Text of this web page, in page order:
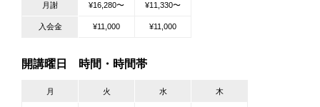
月謝 ¥16,280〜 ¥11,330〜
入会金 ¥11,000 ¥11,000
開講曜日 時間・時間帯
月 火 水 木